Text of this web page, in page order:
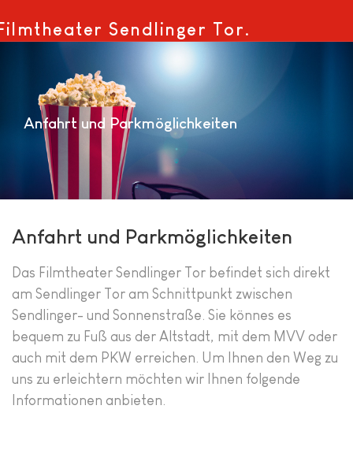
Sendlinger Tor.
Anfahrt und Parkmöglichkeiten
Anfahrt und Parkmöglichkeiten
Das Filmtheater Sendlinger Tor befindet sich direkt
am Sendlinger Tor am Schnittpunkt zwischen
Sendlinger- und Sonnenstraße. Sie könnes es
bequem zu Fuß aus der Altstadt, mit dem MVV oder
auch mit dem PKW erreichen. Um Ihnen den Weg zu
uns zu erleichtern möchten wir Ihnen folgende
Informationen anbieten.